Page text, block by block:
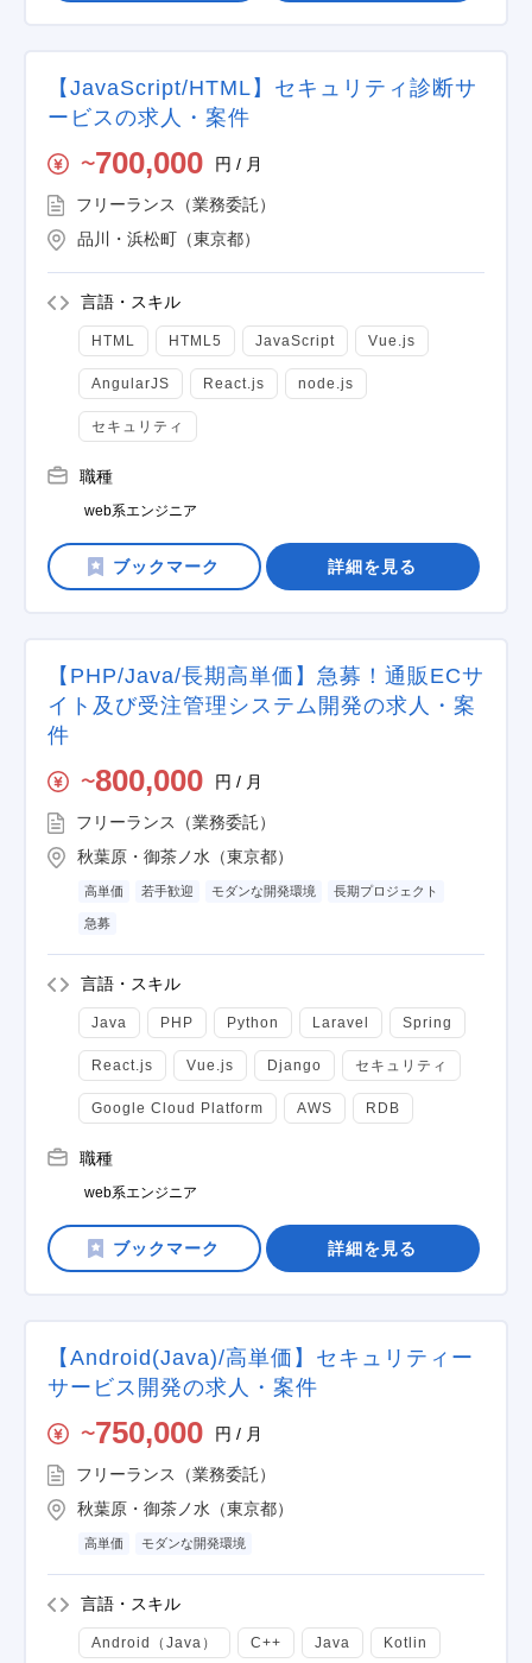
【JavaScript/HTML】セキュリティ診断サ
ービスの求人・案件
〜700,000 円 / 月
フリーランス（業務委託）
品川・浜松町（東京都）
言語・スキル
HTML HTML5 JavaScript Vue.js
AngularJS React.js node.js
セキュリティ
職種
web系エンジニア
詳細を見る
【PHP/Java/長期高単価】急募！通販ECサ
イト及び受注管理システム開発の求人・案
件
〜800,000 円 / 月
フリーランス（業務委託）
秋葉原・御茶ノ水（東京都）
高単価 若手歓迎 モダンな開発環境 長期プロジェクト
急募
言語・スキル
Java PHP Python Laravel Spring
React.js Vue.js Django セキュリティ
Google Cloud Platform AWS RDB
職種
web系エンジニア
詳細を見る
【Android(Java)/高単価】セキュリティー
サービス開発の求人・案件
〜750,000 円 / 月
フリーランス（業務委託）
秋葉原・御茶ノ水（東京都）
高単価 モダンな開発環境
言語・スキル
Android（Java） C++ Java Kotlin